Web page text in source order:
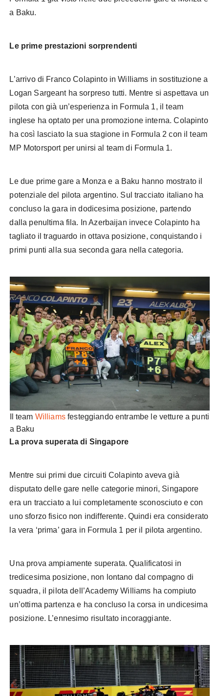
a Baku.
Le prime prestazioni sorprendenti
L’arrivo di Franco Colapinto in Williams in sostituzione a
Logan Sargeant ha sorpreso tutti. Mentre si aspettava un
pilota con già un’esperienza in Formula 1, il team
inglese ha optato per una promozione interna. Colapinto
ha così lasciato la sua stagione in Formula 2 con il team
MP Motorsport per unirsi al team di Formula 1.
Le due prime gare a Monza e a Baku hanno mostrato il
potenziale del pilota argentino. Sul tracciato italiano ha
concluso la gara in dodicesima posizione, partendo
dalla penultima fila. In Azerbaijan invece Colapinto ha
tagliato il traguardo in ottava posizione, conquistando i
primi punti alla sua seconda gara nella categoria.
Il team Williamsfesteggiando entrambe le vetture a punti
a Baku
La prova superata di Singapore
Mentre sui primi due circuiti Colapinto aveva già
disputato delle gare nelle categorie minori, Singapore
era un tracciato a lui completamente sconosciuto e con
uno sforzo fisico non indifferente. Quindi era considerato
la vera ‘prima’ gara in Formula 1 per il pilota argentino.
Una prova ampiamente superata. Qualificatosi in
tredicesima posizione, non lontano dal compagno di
squadra, il pilota dell’Academy Williams ha compiuto
un’ottima partenza e ha concluso la corsa in undicesima
posizione. L’ennesimo risultato incoraggiante.